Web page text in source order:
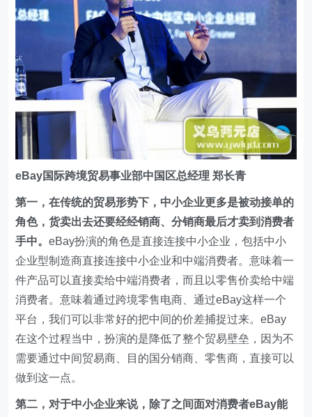
eBay国际跨境贸易事业部中国区总经理郑长青
第一，在传统的贸易形势下，中小企业更多是被动接单的
角色，货卖出去还要经经销商、分销商最后才卖到消费者
手中。eBay扮演的角色是直接连接中小企业，包括中小
企业型制造商直接连接中小企业和中端消费者。意味着一
件产品可以直接卖给中端消费者，而且以零售价卖给中端
消费者。意味着通过跨境零售电商、通过eBay这样一个
平台，我们可以非常好的把中间的价差捕捉过来。eBay
在这个过程当中，扮演的是降低了整个贸易壁垒，因为不
需要通过中间贸易商、目的国分销商、零售商，直接可以
做到这一点。
第二，对于中小企业来说，除了之间面对消费者eBay能